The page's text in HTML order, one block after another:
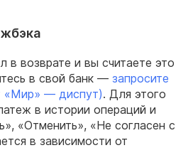
в возврате и вы считаете это
в свой банк — запросите
«Мир» — диспут). Для этого
в истории операций и
«Отменить», «Не согласен с
в зависимости от